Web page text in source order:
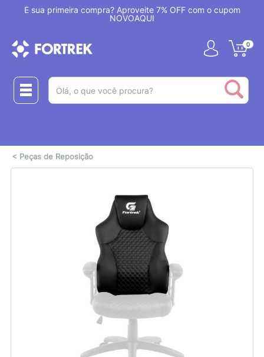
É sua primeira compra? Aproveite 7% OFF com o cupom
NOVOAQUI
0
< Peças de Reposição